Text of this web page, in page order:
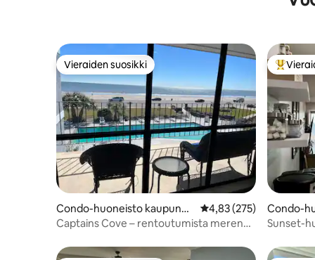
Vieraiden suosikki
Vieraiden suosikki
Condo-huoneisto kaupungis
sa Galveston
Keskimääräinen arvio
4,83 (275)
Captains Cove – rentoutumista meren
Condo-
sa
Sunset-